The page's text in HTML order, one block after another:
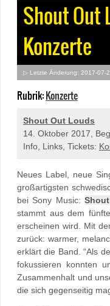
Shout Out
Konzerte
▷ Letzte Änderung: 2017-07-
Rubrik:Konzerte
Shout Out Louds
14. Oktober 2017,
Info, Links, Tickets:
Neues Label, neue
großartigsten
bei Sony Music:
stammt aus dem
erscheinen wird. Mit
zurück: warmer,
erklärt die Band. “Als
fokussieren konnten
Zusammenhalt und
die sich gegenseitig